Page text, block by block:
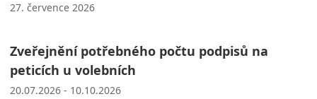
27. července 2026
Zveřejnění potřebného počtu podpisů na
peticích u volebních
20.07.2026 - 10.10.2026